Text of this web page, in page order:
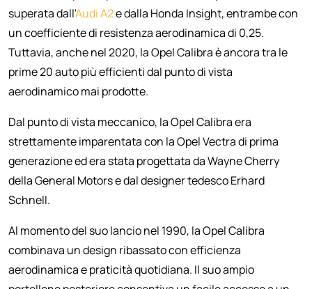
superata dall'Audi A2e dalla Honda Insight, entrambe con
un coefficiente di resistenza aerodinamica di 0,25.
Tuttavia, anche nel 2020, la Opel Calibra è ancora tra le
prime 20 auto più efficienti dal punto di vista
aerodinamico mai prodotte.
Dal punto di vista meccanico, la Opel Calibra era
strettamente imparentata con la Opel Vectra di prima
generazione ed era stata progettata da Wayne Cherry
della General Motors e dal designer tedesco Erhard
Schnell.
Al momento del suo lancio nel 1990, la Opel Calibra
combinava un design ribassato con efficienza
aerodinamica e praticità quotidiana. Il suo ampio